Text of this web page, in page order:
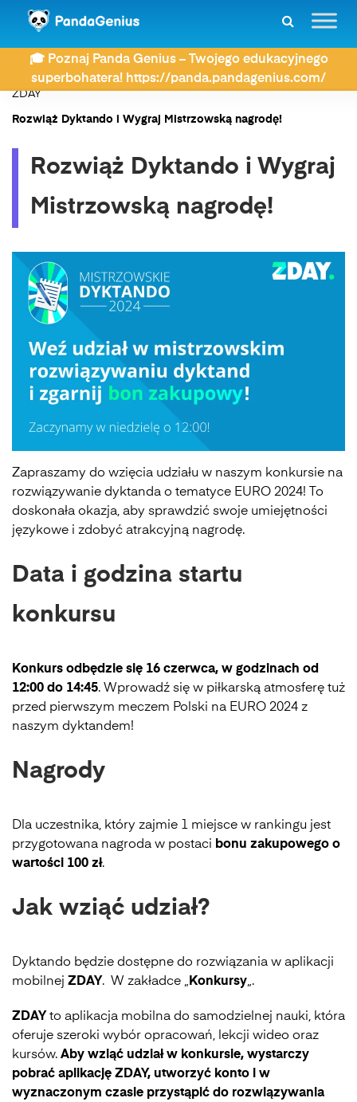
🎓 Poznaj Panda Genius – Twojego edukacyjnego
superbohatera! https://panda.pandagenius.com/
ZDAY
Rozwiąż Dyktando i Wygraj Mistrzowską nagrodę!
Rozwiąż Dyktando i Wygraj
Mistrzowską nagrodę!
Zapraszamy do wzięcia udziału w naszym konkursie na
rozwiązywanie dyktanda o tematyce EURO 2024! To
doskonała okazja, aby sprawdzić swoje umiejętności
językowe i zdobyć atrakcyjną nagrodę.
Data i godzina startu
konkursu
Konkurs odbędzie się 16 czerwca, w godzinach od
12:00 do 14:45. Wprowadź się w piłkarską atmosferę tuż
przed pierwszym meczem Polski na EURO 2024 z
naszym dyktandem!
Nagrody
Dla uczestnika, który zajmie 1 miejsce w rankingu jest
przygotowana nagroda w postaci bonu zakupowego o
wartości 100 zł.
Jak wziąć udział?
Dyktando będzie dostępne do rozwiązania w aplikacji
mobilnej ZDAY. W zakładce „ Konkursy„.
ZDAY to aplikacja mobilna do samodzielnej nauki, która
oferuje szeroki wybór opracowań, lekcji wideo oraz
kursów. Aby wziąć udział w konkursie, wystarczy
pobrać aplikację ZDAY, utworzyć konto i w
wyznaczonym czasie przystąpić do rozwiązywania